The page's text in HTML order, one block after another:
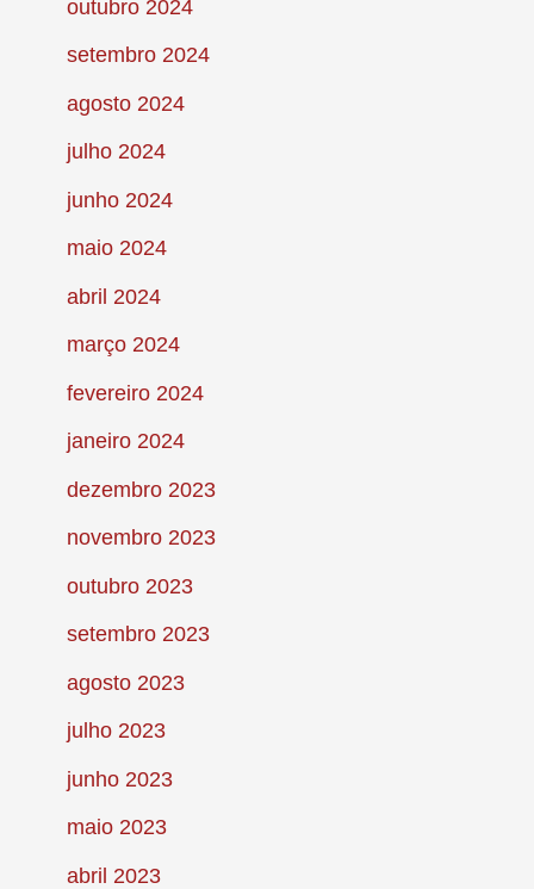
outubro 2024
setembro 2024
agosto 2024
julho 2024
junho 2024
maio 2024
abril 2024
março 2024
fevereiro 2024
janeiro 2024
dezembro 2023
novembro 2023
outubro 2023
setembro 2023
agosto 2023
julho 2023
junho 2023
maio 2023
abril 2023